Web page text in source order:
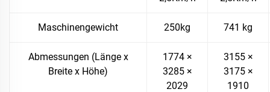
Maschinengewicht 250kg 741 kg
Abmessungen (Länge x
Breite x Höhe)
1774 ×
3285 ×
2029
3155 ×
3175 ×
1910